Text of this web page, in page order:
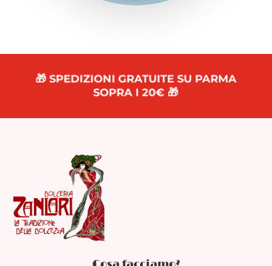
🎁 SPEDIZIONI GRATUITE SU PARMA
SOPRA I 20€ 🎁